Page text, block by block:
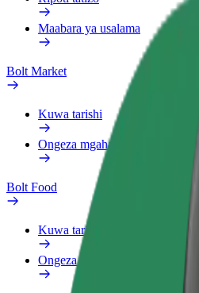
Maabara ya usalama
Bolt Market
Kuwa tarishi
Ongeza mgahawa au duka
Bolt Food
Kuwa tarishi
Ongeza mgahawa au duka